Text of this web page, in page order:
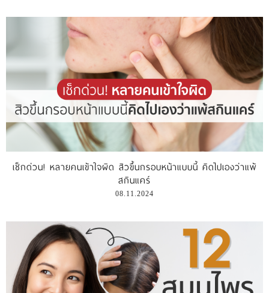
เช็กด่วน! หลายคนเข้าใจผิด สิวขึ้นกรอบหน้าแบบนี้ คิดไปเองว่าแพ้
สกินแคร์
08.11.2024